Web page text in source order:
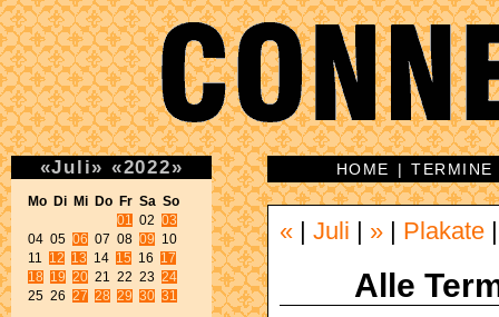
«Juli» «2022»
Mo Di Mi Do Fr Sa So
01
02 03
04 05 06 07 08 09 10
11 12 13 14 15 16 17
18
19 20 21 22 23 24
25 26 27 28 29 30 31
HOME |TERMINE
« Juli » Plakate
Alle